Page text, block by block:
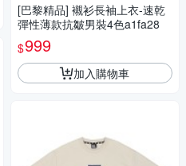
[巴黎精品] 襯衫長袖上衣-速乾
彈性薄款抗皺男裝4色a1fa28
$999
加入購物車